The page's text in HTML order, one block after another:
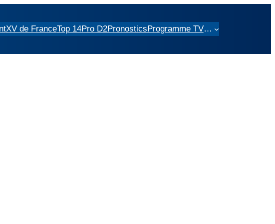
XV de FranceTop 14Pro D2PronosticsProgramme TV…